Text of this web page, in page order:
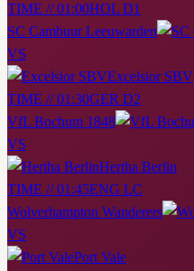
TIME // 01:00HOL D1
SC Cambuur Leeuwarden
VS
Excelsior SBV
TIME // 01:30GER D2
VfL Bochum 1848
VS
Hertha Berlin
TIME // 01:45ENG LC
Wolverhampton Wanderers
VS
Port Vale